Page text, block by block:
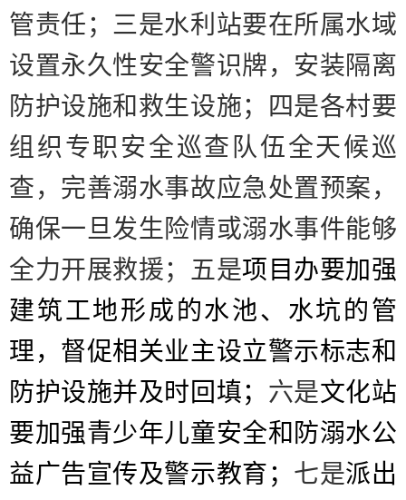
管责任； 三是水利站要在所属水域
设置永久性安全警识牌，安装隔离
防护设施和救生设施；
四是各村要
组织专职安全巡查队伍全天候巡
查，完善溺水事故应急处置预案，
确保一旦发生险情或溺水事件能够
全力开展救援； 五是项目办要加强
建筑工地形成的水池、水坑的管
理，督促相关业主设立警示标志和
防护设施并及时回填； 六是文化站
要加强青少年儿童安全和防溺水公
益广告宣传及警示教育； 七是派出